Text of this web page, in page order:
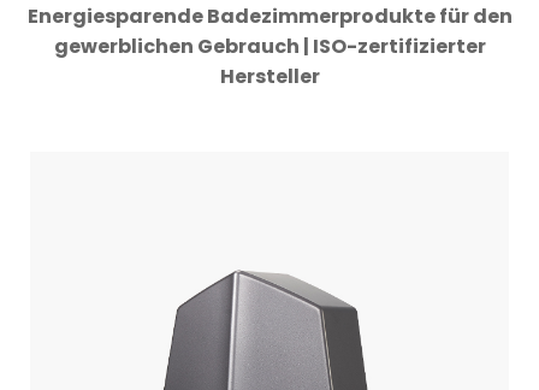
Energiesparende Badezimmerprodukte für den
gewerblichen Gebrauch | ISO-zertifizierter
Hersteller